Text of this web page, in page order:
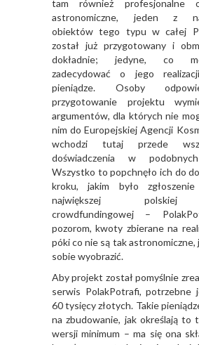
tam również profesjonalne
astronomiczne, jeden z
obiektów tego typu w całej
został już przygotowany i
dokładnie; jedyne, co
zadecydować o jego
pieniądze. Osoby
przygotowanie projektu
argumentów, dla których nie
nim do Europejskiej Agencji
wchodzi tutaj przede
doświadczenia w podobnych
Wszystko to popchnęło ich do
kroku, jakim było
największej polskiej
crowdfundingowej –
pozorom, kwoty zbierane na
póki co nie są tak astronomiczne,
sobie wyobrazić.
Aby projekt został pomyślnie
serwis PolakPotrafi, potrzebne
60 tysięcy złotych. Takie
na zbudowanie, jak określają to
wersji minimum – ma się ona